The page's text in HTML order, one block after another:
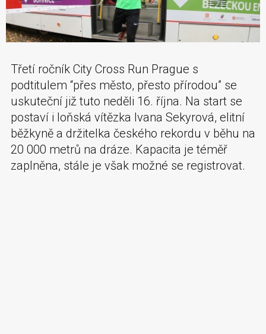
Třetí ročník City Cross Run Prague s
podtitulem “přes město, přesto přírodou” se
uskuteční již tuto neděli 16. října. Na start se
postaví i loňská vítězka Ivana Sekyrová, elitní
běžkyně a držitelka českého rekordu v běhu na
20 000 metrů na dráze. Kapacita je téměř
zaplněna, stále je však možné se registrovat.